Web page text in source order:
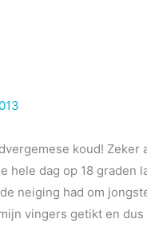
koud! Zeker
dag op 18 graden
neiging had om
vingers getikt en